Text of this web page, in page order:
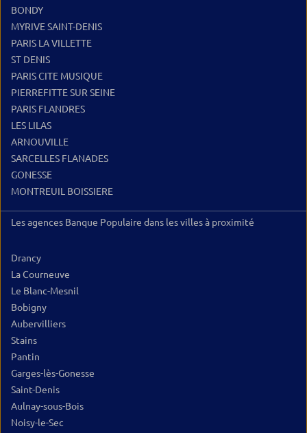
BONDY
MYRIVE SAINT-DENIS
PARIS LA VILLETTE
ST DENIS
PARIS CITE MUSIQUE
PIERREFITTE SUR SEINE
PARIS FLANDRES
LES LILAS
ARNOUVILLE
SARCELLES FLANADES
GONESSE
MONTREUIL BOISSIERE
Les agences Banque Populaire dans les villes à proximité
Drancy
La Courneuve
Le Blanc-Mesnil
Bobigny
Aubervilliers
Stains
Pantin
Garges-lès-Gonesse
Saint-Denis
Aulnay-sous-Bois
Noisy-le-Sec